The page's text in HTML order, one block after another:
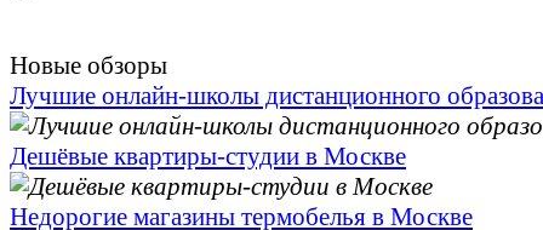
Новые обзоры
Лучшие онлайн-школы дистанционного
Дешёвые квартиры-студии в Москве
Недорогие магазины термобелья в Москве